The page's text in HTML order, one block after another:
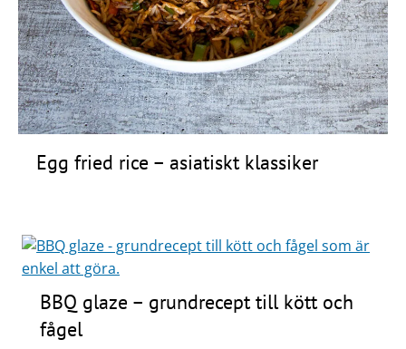
Frågor
&
svar
Ölprovning
Egg fried rice – asiatiskt klassiker
BBQ glaze – grundrecept till kött och
fågel